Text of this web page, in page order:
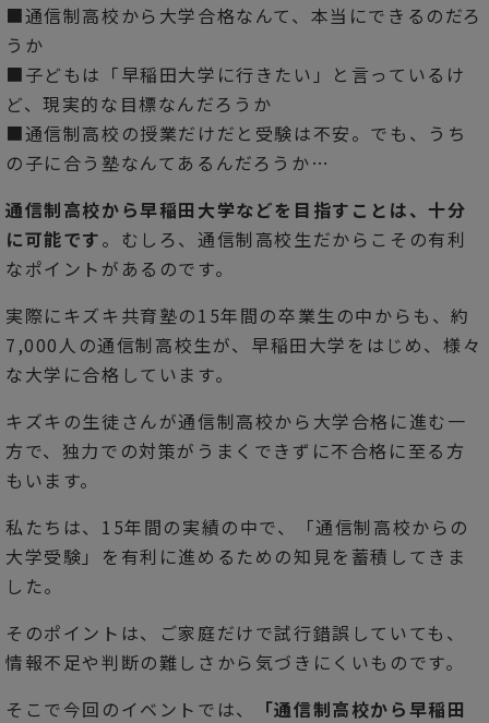
■通信制高校から大学合格なんて、本当にできるのだろ
うか
■子どもは「早稲田大学に行きたい」と言っているけ
ど、現実的な目標なんだろうか
■通信制高校の授業だけだと受験は不安。でも、うち
の子に合う塾なんてあるんだろうか…
通信制高校から早稲田大学などを目指すことは、十分
に可能です。むしろ、通信制高校生だからこその有利
なポイントがあるのです。
実際にキズキ共育塾の15年間の卒業生の中からも、約
7,000人の通信制高校生が、早稲田大学をはじめ、様々
な大学に合格しています。
キズキの生徒さんが通信制高校から大学合格に進む一
方で、独力での対策がうまくできずに不合格に至る方
もいます。
私たちは、15年間の実績の中で、「通信制高校からの
大学受験」を有利に進めるための知見を蓄積してきま
した。
そのポイントは、ご家庭だけで試行錯誤していても、
情報不足や判断の難しさから気づきにくいものです。
そこで今回のイベントでは、
「通信制高校から早稲田